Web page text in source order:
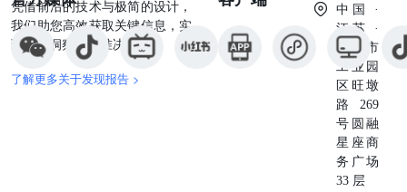
受美国就有关研究报告准备和研究分析员独立性的规则的约
束。负责撰写本报告的全部或部分内容之分析员，未在美国
金融业监管局（“ FINRA”）注册或获得研究分析师的资
格。分析员不受旨在确保分析师不受可能影响研究报告可靠
性的潜在利益冲突的相关FINRA规则的限制。本报告仅提供
给美国1934年证券交易法(经修订)规则15a-6定义的“主要机
构投资者”，不得提供给其他任何个人。接收本报告之行为
即表明同意接受协议不得将本报告分发或提供给任何其他
人。接收本报告的美国收件人如想根据本报告中提供的信息
进行任何买卖证券交易，都应仅通过美国注册的经纪交易商
凭借前沿的技术与极简的设计，
我们助您高效获取关键信息，实
现深度洞察与精准决策。
了解更多关于发现报告 >
中国 ·
江苏 ·
苏州市
工业园
区旺墩
路269
号圆融
星座商
务广场
33 层